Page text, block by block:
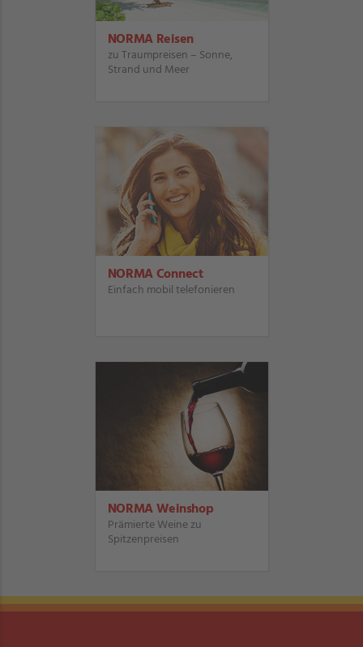
NORMA Reisen
zu Traumpreisen – Sonne,
Strand und Meer
NORMA Connect
Einfach mobil telefonieren
NORMA Weinshop
Prämierte Weine zu
Spitzenpreisen